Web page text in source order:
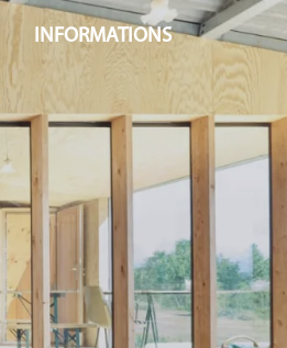
INFORMATIONS